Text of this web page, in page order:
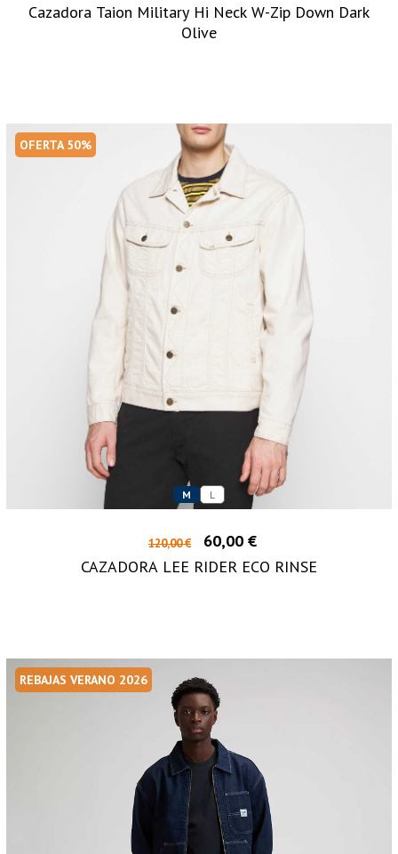
Cazadora Taion Military Hi Neck W-Zip Down Dark
Olive
OFERTA 50%
M L
120,00 €
60,00 €
CAZADORA LEE RIDER ECO RINSE
REBAJAS VERANO 2026